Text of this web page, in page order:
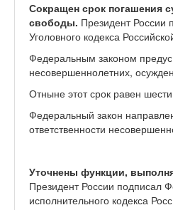
Сокращен срок погашения
свободы. Президент России
Уголовного кодекса
Федеральным законом
несовершеннолетних,
Отныне этот срок равен
Федеральный закон
ответственности
Уточнены функции,
Президент России подписал
исполнительного кодекса